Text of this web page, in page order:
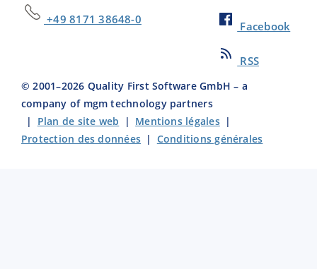
+49 8171 38648-0
Facebook
RSS
© 2001–2026 Quality First Software GmbH – a
company of mgm technology partners
| Plan de site web | Mentions légales|
Protection des données | Conditions générales